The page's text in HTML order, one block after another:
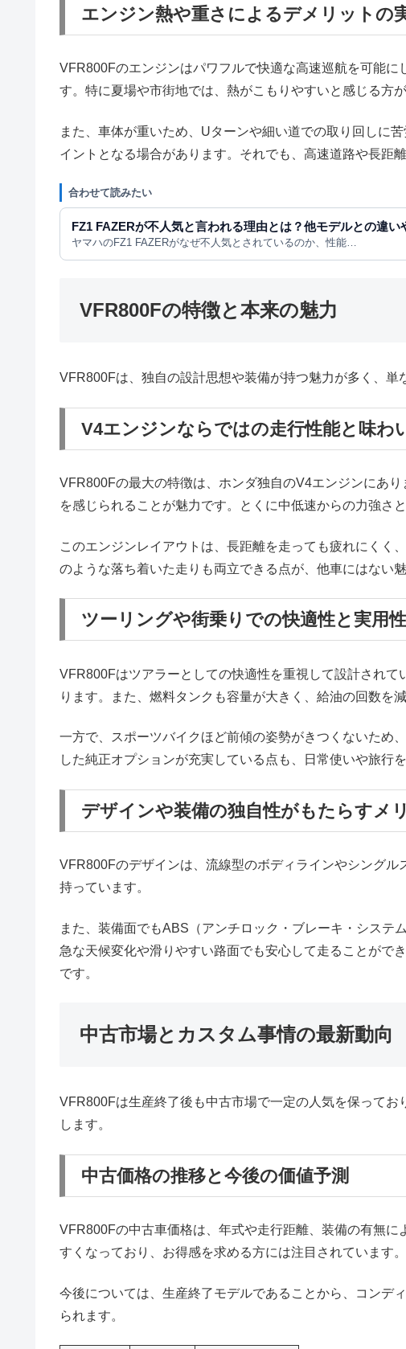
エンジン熱や重さによるデメリットの
VFR800Fのエンジンはパワフルで快適な高速巡航を可能
す。特に夏場や市街地では、熱がこもりやすいと感じる方が
また、車体が重いため、Uターンや細い道での取り回しに
イントとなる場合があります。それでも、高速道路や長距
合わせて読みたい
FZ1 FAZERが不人気と言われる理由とは？他モデルとの違い
ヤマハのFZ1 FAZERがなぜ不人気とされているのか、性能…
VFR800Fの特徴と本来の魅力
VFR800Fは、独自の設計思想や装備が持つ魅力が多く、単
V4エンジンならではの走行性能と味わ
VFR800Fの最大の特徴は、ホンダ独自のV4エンジンにあ
を感じられることが魅力です。とくに中低速からの力強さ
このエンジンレイアウトは、長距離を走っても疲れにくく
のような落ち着いた走りも両立できる点が、他車にはない魅
ツーリングや街乗りでの快適性と実用性
VFR800Fはツアラーとしての快適性を重視して設計され
ります。また、燃料タンクも容量が大きく、給油の回数を
一方で、スポーツバイクほど前傾の姿勢がきつくないため
した純正オプションが充実している点も、日常使いや旅行
デザインや装備の独自性がもたらすメ
VFR800Fのデザインは、流線型のボディラインやシング
持っています。
また、装備面でもABS（アンチロック・ブレーキ・システ
急な天候変化や滑りやすい路面でも安心して走ることがで
です。
中古市場とカスタム事情の最新動向
VFR800Fは生産終了後も中古市場で一定の人気を保って
します。
中古価格の推移と今後の価値予測
VFR800Fの中古車価格は、年式や走行距離、装備の有無
すくなっており、お得感を求める方には注目されています。
今後については、生産終了モデルであることから、コンデ
られます。